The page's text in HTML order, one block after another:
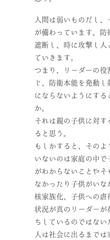
人間は弱いものだし
が備わっています。防
遮断し、時に攻撃し人
ていきます。
つまり、リーダーの役
じ、防衛本能を発動
にならないようにする
か。
それは親の子供に対す
ると思う。
もしかすると、そのよ
いないのは家庭の中で
がわからないことやそ
なかったり子供がいな
核家族化、子供への虐
状況が真のリーダーが
ちしているのではない
人は社会に出るまで